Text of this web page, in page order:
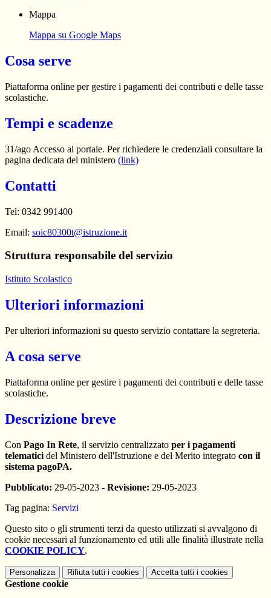
Mappa
Mappa su Google Maps
Cosa serve
Piattaforma online per gestire i pagamenti dei contributi e delle tasse
scolastiche.
Tempi e scadenze
31/ago Accesso al portale. Per richiedere le credenziali consultare la
pagina dedicata del ministero (link)
Contatti
Tel: 0342 991400
Email: soic80300t@istruzione.it
Struttura responsabile del servizio
Istituto Scolastico
Ulteriori informazioni
Per ulteriori informazioni su questo servizio contattare la segreteria.
A cosa serve
Piattaforma online per gestire i pagamenti dei contributi e delle tasse
scolastiche.
Descrizione breve
Con Pago In Rete, il servizio centralizzato per i pagamenti
telematici del Ministero dell'Istruzione e del Merito integrato con il
sistema pagoPA.
Pubblicato: 29-05-2023 - Revisione: 29-05-2023
Tag pagina: Servizi
Questo sito o gli strumenti terzi da questo utilizzati si avvalgono di
cookie necessari al funzionamento ed utili alle finalità illustrate nella
COOKIE POLICY.
Personalizza Rifiuta tutti i cookies Accetta tutti i cookies
Gestione cookie